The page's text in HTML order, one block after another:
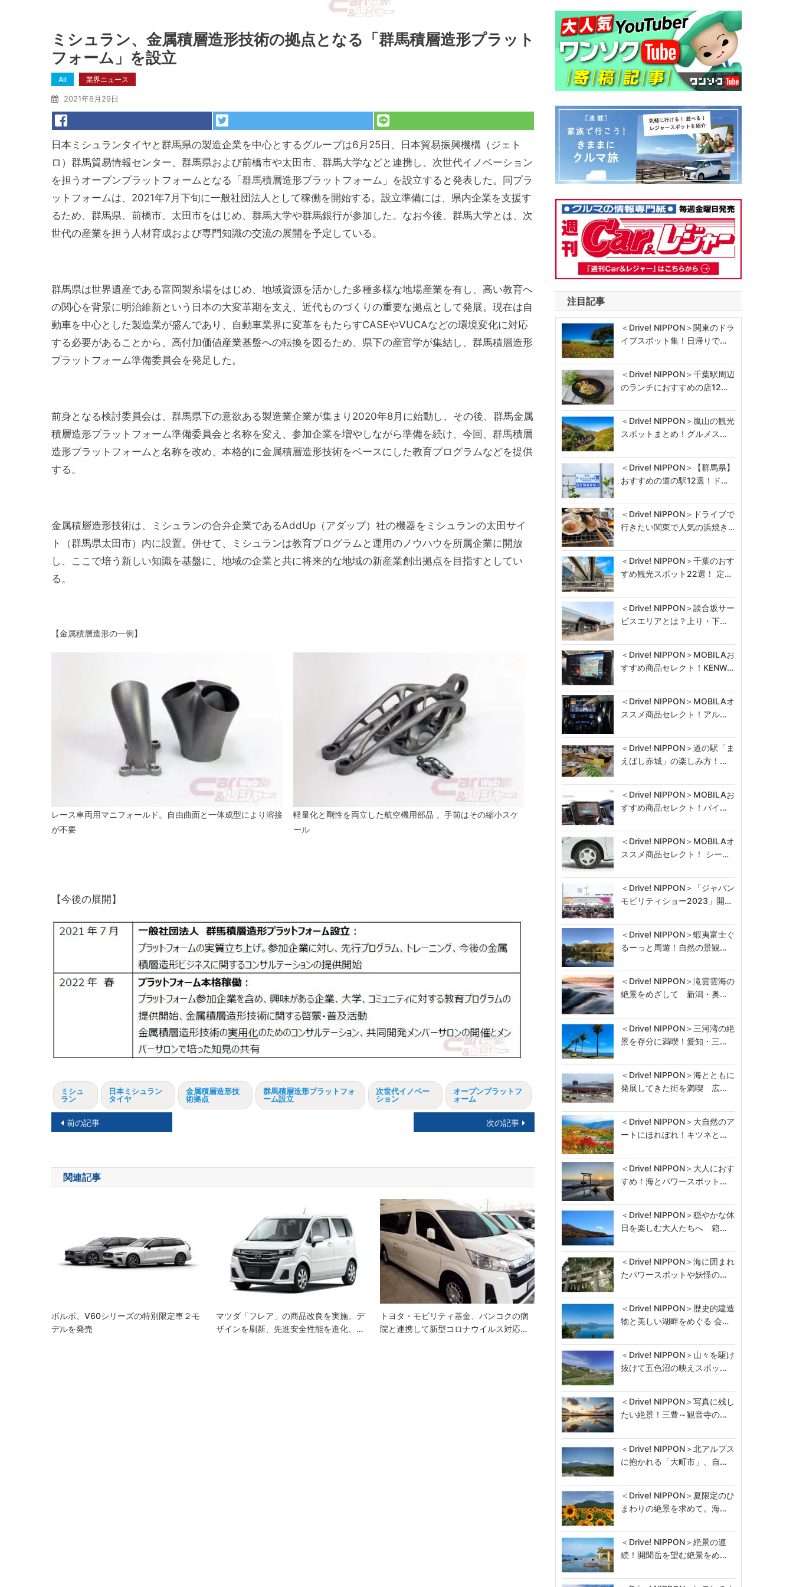
ミシュラン、金属積層造形技術の拠点となる「群馬積層造形プラット
フォーム」を設立
All 業界ニュース
2021年6月29日
日本ミシュランタイヤと群馬県の製造企業を中心とするグループは6月25日、日本貿易振興機構（ジェト
ロ）群馬貿易情報センター、群馬県および前橋市や太田市、群馬大学などと連携し、次世代イノベーション
を担うオープンプラットフォームとなる「群馬積層造形プラットフォーム」を設立すると発表した。同プラ
ットフォームは、2021年7月下旬に一般社団法人として稼働を開始する。設立準備には、県内企業を支援す
るため、群馬県、前橋市、太田市をはじめ、群馬大学や群馬銀行が参加した。なお今後、群馬大学とは、次
世代の産業を担う人材育成および専門知識の交流の展開を予定している。
群馬県は世界遺産である富岡製糸場をはじめ、地域資源を活かした多種多様な地場産業を有し、高い教育へ
の関心を背景に明治維新という日本の大変革期を支え、近代ものづくりの重要な拠点として発展。現在は自
動車を中心とした製造業が盛んであり、自動車業界に変革をもたらすCASEやVUCAなどの環境変化に対応
する必要があることから、高付加価値産業基盤への転換を図るため、県下の産官学が集結し、群馬積層造形
プラットフォーム準備委員会を発足した。
前身となる検討委員会は、群馬県下の意欲ある製造業企業が集まり2020年8月に始動し、その後、群馬金属
積層造形プラットフォーム準備委員会と名称を変え、参加企業を増やしながら準備を続け、今回、群馬積層
造形プラットフォームと名称を改め、本格的に金属積層造形技術をベースにした教育プログラムなどを提供
する。
金属積層造形技術は、ミシュランの合弁企業であるAddUp（アダップ）社の機器をミシュランの太田サイ
ト（群馬県太田市）内に設置。併せて、ミシュランは教育プログラムと運用のノウハウを所属企業に開放
し、ここで培う新しい知識を基盤に、地域の企業と共に将来的な地域の新産業創出拠点を目指すとしてい
る。
【金属積層造形の一例】
レース車両用マニフォールド。自由曲面と一体成型により溶接
が不要
軽量化と剛性を両立した航空機用部品 。手前はその縮小スケ
ール
【今後の展開】
ミシュ
ラン
日本ミシュラン
タイヤ
金属積層造形技
術拠点
群馬積層造形プラットフォ
ーム設立
次世代イノベー
ション
オープンプラットフ
ォーム
投
ナ
ビ
シ
ン
前の記事 次の記事
関連記事
ボルボ、V60シリーズの特別限定車２モ
デルを発売
マツダ「フレア」の商品改良を実施、デ
ザインを刷新、先進安全性能を進化、…
トヨタ・モビリティ基金、バンコクの病
院と連携して新型コロナウイルス対応…
注目記事
＜Drive! NIPPON＞関東のドラ
イブスポット集！日帰りで…
＜Drive! NIPPON＞千葉駅周辺
のランチにおすすめの店12…
＜Drive! NIPPON＞嵐山の観光
スポットまとめ！グルメス…
＜Drive! NIPPON＞【群馬県】
おすすめの道の駅12選！ド…
＜Drive! NIPPON＞ドライブで
行きたい関東で人気の浜焼き…
＜Drive! NIPPON＞千葉のおす
すめ観光スポット22選！ 定…
＜Drive! NIPPON＞談合坂サー
ビスエリアとは？上り・下…
＜Drive! NIPPON＞MOBILAお
すすめ商品セレクト！KENW…
＜Drive! NIPPON＞MOBILAオ
ススメ商品セレクト！アル…
＜Drive! NIPPON＞道の駅「ま
えばし赤城」の楽しみ方！…
＜Drive! NIPPON＞MOBILAお
すすめ商品セレクト！パイ…
＜Drive! NIPPON＞MOBILAオ
ススメ商品セレクト！ シー…
＜Drive! NIPPON＞「ジャパン
モビリティショー2023」開…
＜Drive! NIPPON＞蝦夷富士ぐ
るーっと周遊！自然の景観…
＜Drive! NIPPON＞滝雲雲海の
絶景をめざして 新潟・奥…
＜Drive! NIPPON＞三河湾の絶
景を存分に満喫！愛知・三…
＜Drive! NIPPON＞海とともに
発展してきた街を満喫 広…
＜Drive! NIPPON＞大自然のア
ートにほれぼれ！キツネと…
＜Drive! NIPPON＞大人におす
すめ！海とパワースポット…
＜Drive! NIPPON＞穏やかな休
日を楽しむ大人たちへ 箱…
＜Drive! NIPPON＞海に囲まれ
たパワースポットや妖怪の…
＜Drive! NIPPON＞歴史的建造
物と美しい湖畔をめぐる 会…
＜Drive! NIPPON＞山々を駆け
抜けて五色沼の映えスポッ…
＜Drive! NIPPON＞写真に残し
たい絶景！三豊～観音寺の…
＜Drive! NIPPON＞北アルプス
に抱かれる「大町市」、自…
＜Drive! NIPPON＞夏限定のひ
まわりの絶景を求めて。海…
＜Drive! NIPPON＞絶景の連
続！開聞岳を望む絶景をめ…